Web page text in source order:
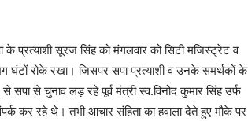
प्रत्याशी सूरज सिंह को मंगलवार को सिटी मजिस्ट्रेट व
रोके रखा। जिसपर सपा प्रत्याशी व उनके समर्थकों के
से चुनाव लड़ रहे पूर्व मंत्री स्व.विनोद कुमार सिंह उर्फ
कर रहे थे। तभी आचार संहिता का हवाला देते हुए मौके पर